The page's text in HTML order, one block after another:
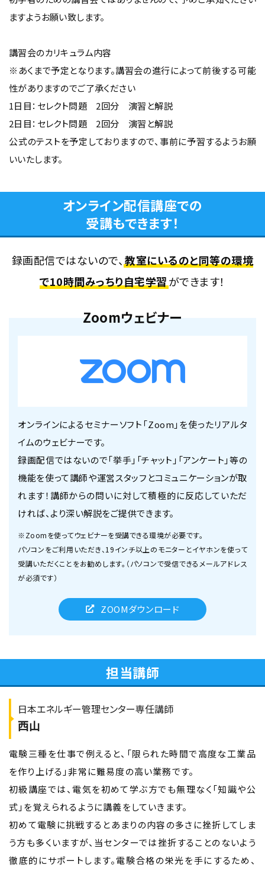
ますようお願い致します。
講習会のカリキュラム内容
※あくまで予定となります。講習会の進行によって前後する可能
性がありますのでご了承ください
1日目：セレクト問題 2回分 演習と解説
2日目：セレクト問題 2回分 演習と解説
公式のテストを予定しておりますので、事前に予習するようお願
いいたします。
オンライン配信講座での
受講もできます！
録画配信ではないので、 教室にいるのと同等の環境
で10時間みっちり自宅学習ができます！
Zoomウェビナー
ZOOMダウンロード
オンラインによるセミナーソフト「Zoom」を使ったリアルタ
イムのウェビナーです。
録画配信ではないので「挙手」「チャット」「アンケート」等の
機能を使って講師や運営スタッフとコミュニケーションが取
れます！講師からの問いに対して積極的に反応していただ
ければ、より深い解説をご提供できます。
※Zoomを使ってウェビナーを受講できる環境が必要です。
パソコンをご利用いただき、19インチ以上のモニターとイヤホンを使って
受講いただくことをお勧めします。（パソコンで受信できるメールアドレス
が必須です）
担当講師
日本エネルギー管理センター専任講師
西山
電験三種を仕事で例えると、「限られた時間で高度な工業品
を作り上げる」非常に難易度の高い業務です。
初級講座では、電気を初めて学ぶ方でも無理なく「知識や公
式」を覚えられるように講義をしていきます。
初めて電験に挑戦するとあまりの内容の多さに挫折してしま
う方も多くいますが、当センターでは挫折することのないよう
徹底的にサポートします。電験合格の栄光を手にするため、